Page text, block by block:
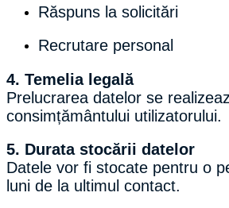
Răspuns la solicitări
Recrutare personal
4. Temelia legală
Prelucrarea datelor se
consimțământului utilizatorului.
5. Durata stocării datelor
Datele vor fi stocate pentru o
luni de la ultimul contact.